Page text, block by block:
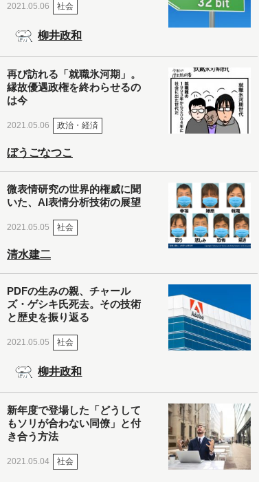
2021.05.06 社会
柳井政和
再び訪れる「就職氷河期」。
縁故優遇政権を終わらせるの
は今
2021.05.06 政治・経済
ぼうごなつこ
微表情研究の世界的権威に聞
いた、AI表情分析技術の展望
2021.05.05 社会
清水建二
PDFの生みの親、チャール
ズ・ゲシキ氏死去。その技術
と歴史を振り返る
2021.05.05 社会
柳井政和
新年度で登場した「どうして
もソリが合わない同僚」と付
き合う方法
2021.05.04 社会